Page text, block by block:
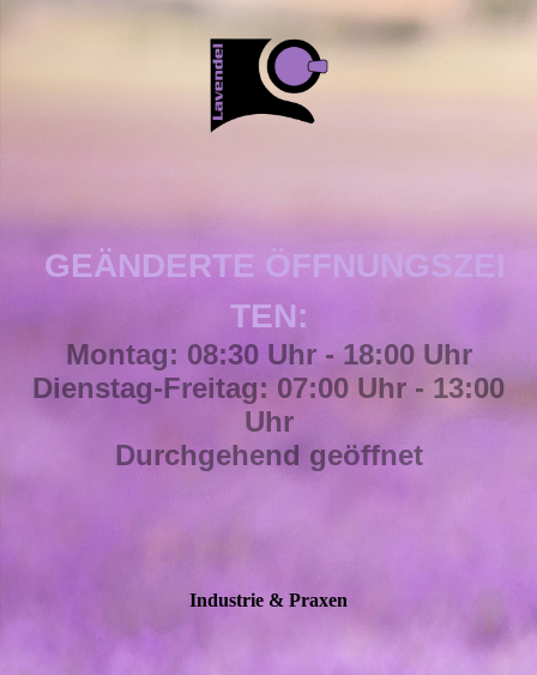
GEÄNDERTE ÖFFNUNGSZEI
TEN:
Montag: 08:30 Uhr - 18:00 Uhr
Dienstag-Freitag: 07:00 Uhr - 13:00
Uhr
Durchgehend geöffnet
Industrie & Praxen